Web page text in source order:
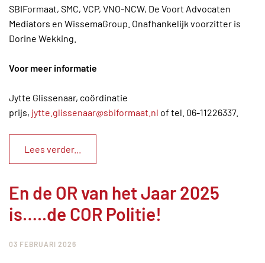
SBIFormaat, SMC, VCP, VNO-NCW, De Voort Advocaten
Mediators en WissemaGroup. Onafhankelijk voorzitter is
Dorine Wekking.
Voor meer informatie
Jytte Glissenaar, coördinatie
prijs, jytte.glissenaar@sbiformaat.nl of tel. 06-11226337.
Lees verder...
En de OR van het Jaar 2025
is…..de COR Politie!
03 FEBRUARI 2026